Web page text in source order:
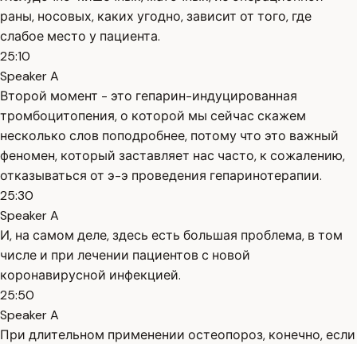
раны, носовых, каких угодно, зависит от того, где
слабое место у пациента.
25:10
Speaker A
Второй момент - это гепарин-индуцированная
тромбоцитопения, о которой мы сейчас скажем
несколько слов поподробнее, потому что это важный
феномен, который заставляет нас часто, к сожалению,
отказываться от э-э проведения гепаринотерапии.
25:30
Speaker A
И, на самом деле, здесь есть большая проблема, в том
числе и при лечении пациентов с новой
коронавирусной инфекцией.
25:50
Speaker A
При длительном применении остеопороз, конечно, если